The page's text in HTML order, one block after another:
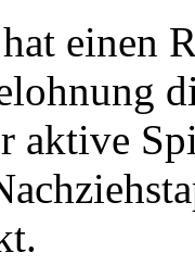
einen
aktive